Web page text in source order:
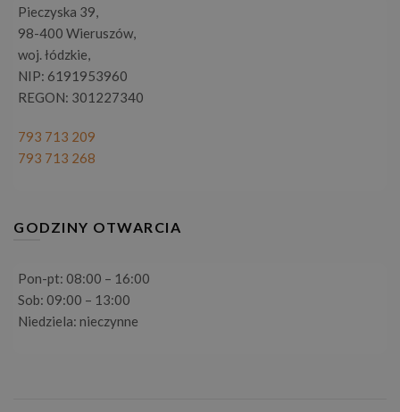
Pieczyska 39,
98-400 Wieruszów,
woj. łódzkie,
NIP: 6191953960
REGON: 301227340
793 713 209
793 713 268
GODZINY OTWARCIA
Pon-pt: 08:00 – 16:00
Sob: 09:00 – 13:00
Niedziela: nieczynne